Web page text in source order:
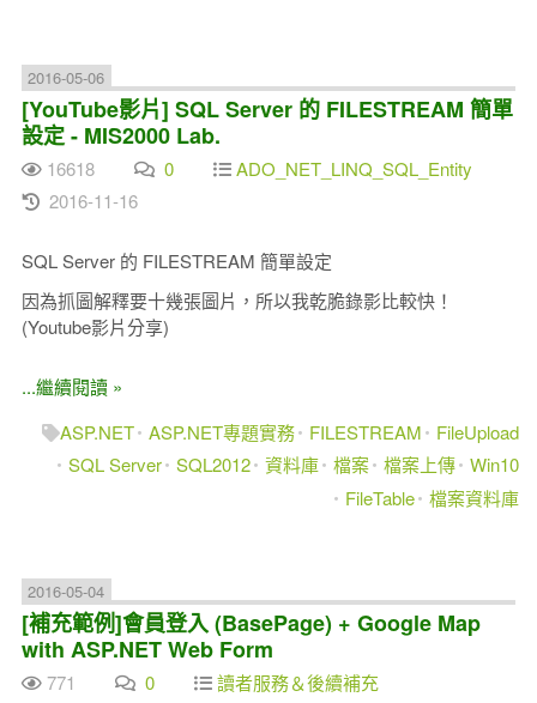
2016-05-06
[YouTube影片] SQL Server 的 FILESTREAM 簡單
設定 - MIS2000 Lab.
16618 0
ADO_NET_LINQ_SQL_Entity
2016-11-16
SQL Server 的 FILESTREAM 簡單設定
因為抓圖解釋要十幾張圖片，所以我乾脆錄影比較快！
(Youtube影片分享)
...繼續閱讀 »
ASP.NET ASP.NET專題實務 FILESTREAM
FileUpload
SQL Server SQL2012 資料庫 檔案 檔案上傳 Win10
FileTable 檔案資料庫
2016-05-04
[補充範例]會員登入 (BasePage) + Google Map
with ASP.NET Web Form
771 0
讀者服務＆後續補充